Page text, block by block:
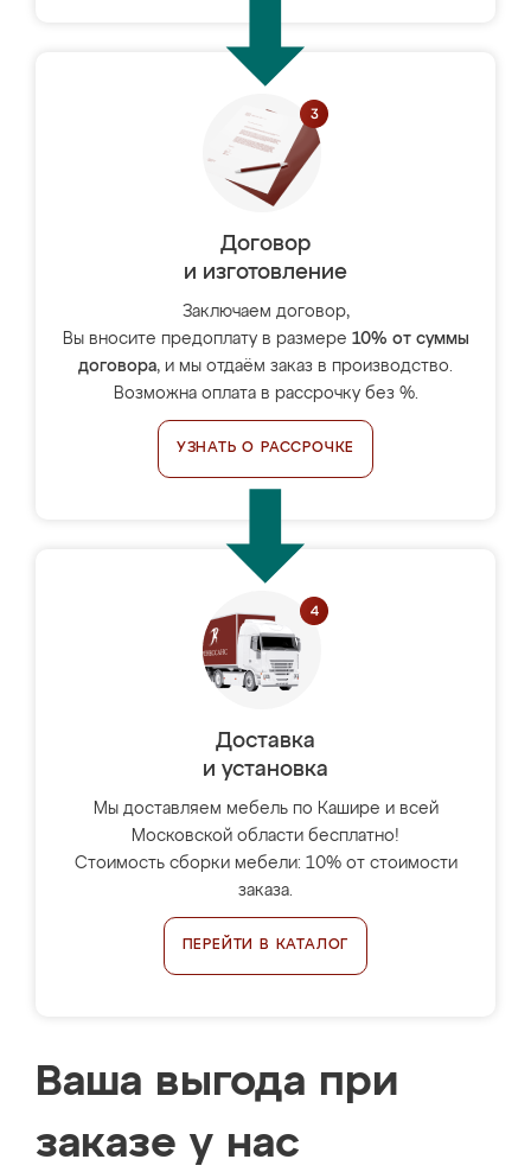
Договор
и изготовление
Заключаем договор,
Вы вносите предоплату в размере 10% от суммы
договора, и мы отдаём заказ в производство.
Возможна оплата в рассрочку без %.
УЗНАТЬ О РАССРОЧКЕ
Доставка
и установка
Мы доставляем мебель по Кашире и всей
Московской области бесплатно!
Стоимость сборки мебели: 10% от стоимости
заказа.
ПЕРЕЙТИ В КАТАЛОГ
Ваша выгода при
заказе у нас